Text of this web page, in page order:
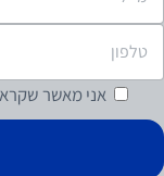
אני מאשר